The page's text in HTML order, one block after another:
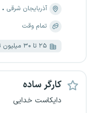
آذربایجان شرقی
تمام وقت
۲۵ تا ۳۰ میلیون تومان
کارگر ساده
دایکاست خدایی